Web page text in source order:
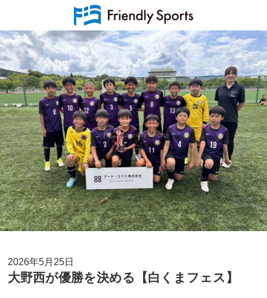
2026年5月25日
大野西が優勝を決める【白くまフェス】